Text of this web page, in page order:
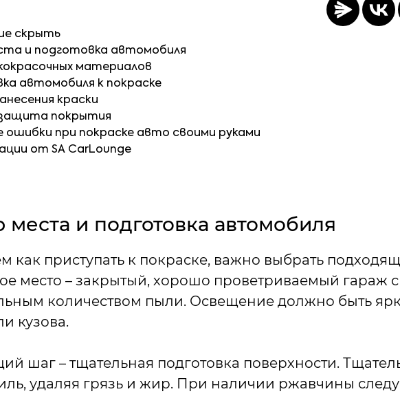
скрыть
и подготовка автомобиля
материалов
автомобиля к покраске
краски
покрытия
ошибки при покраске авто своими руками
от SA CarLounge
и подготовка автомобиля
как приступать к покраске, важно выбрать
место – закрытый, хорошо проветриваемый гараж
количеством пыли. Освещение должно быть
кузова.
шаг – тщательная подготовка поверхности.
удаляя грязь и жир. При наличии ржавчины